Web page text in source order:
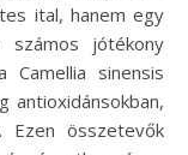
ital, hanem egy
jótékony
sinensis
antioxidánsokban,
Ezen összetevők